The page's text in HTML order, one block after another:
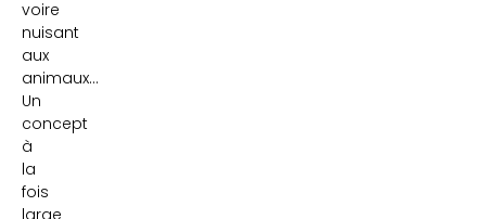
voire
nuisant
aux
animaux…
Un
concept
à
la
fois
large